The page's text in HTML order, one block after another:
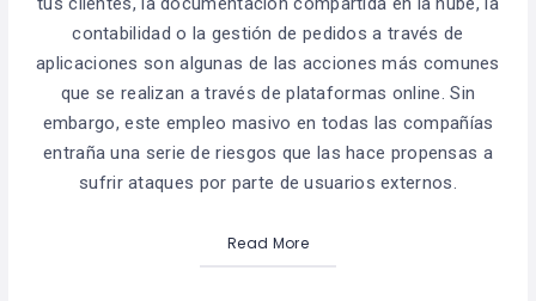
contabilidad o la gestión de pedidos a través de
aplicaciones son algunas de las acciones más comunes
que se realizan a través de plataformas online. Sin
embargo, este empleo masivo en todas las compañías
entraña una serie de riesgos que las hace propensas a
sufrir ataques por parte de usuarios externos.
Read More